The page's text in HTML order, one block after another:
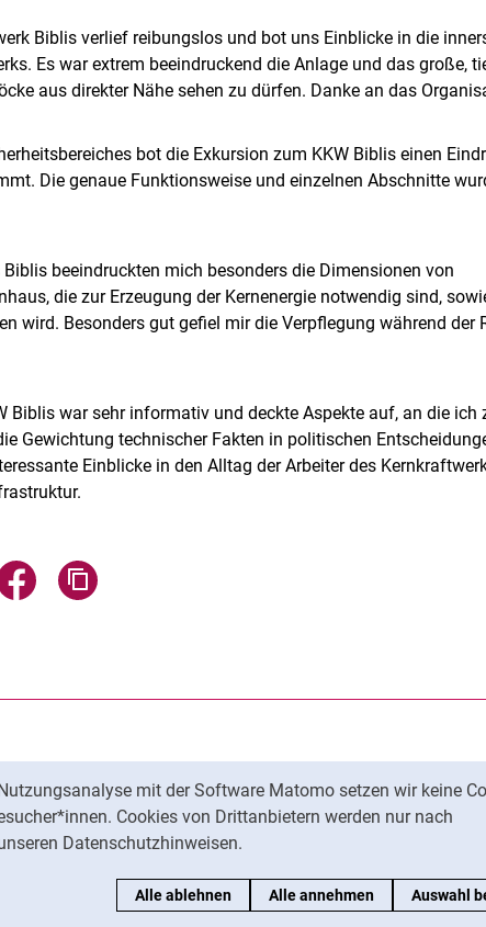
mit der Software Matomo setzen wir keine
Cookies von Drittanbietern werden nur nach
Datenschutzhinweisen.
Alle ablehnen Alle annehmen Auswahl
Biblis verlief reibungslos und bot uns Einblicke in die
Es war extrem beeindruckend die Anlage und das große,
aus direkter Nähe sehen zu dürfen. Danke an das
bot die Exkursion zum KKW Biblis einen
Die genaue Funktionsweise und einzelnen Abschnitte
Biblis beeindruckten mich besonders die Dimensionen von
die zur Erzeugung der Kernenergie notwendig sind,
wird. Besonders gut gefiel mir die Verpflegung während der
Biblis war sehr informativ und deckte Aspekte auf, an die ich
Gewichtung technischer Fakten in politischen
Einblicke in den Alltag der Arbeiter des
Mail teilen
über WhatsApp teilen (externer Link, öffnet neues Fenster)
Seite über Facebook teilen (externer Link, öffnet neues